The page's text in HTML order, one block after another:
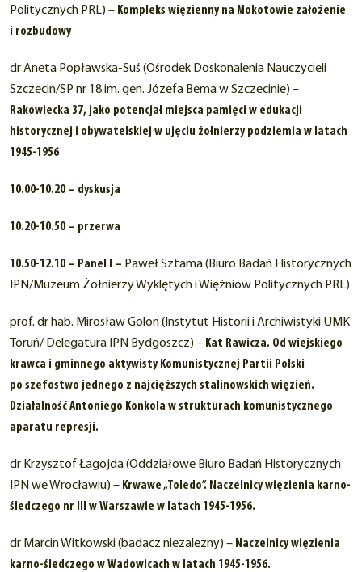
Politycznych PRL) – Kompleks więzienny na Mokotowie założenie
i rozbudowy
dr Aneta Popławska-Suś (Ośrodek Doskonalenia Nauczycieli
Szczecin/SP nr 18 im. gen. Józefa Bema w Szczecinie) –
Rakowiecka 37, jako potencjał miejsca pamięci w edukacji
historycznej i obywatelskiej w ujęciu żołnierzy podziemia w latach
1945-1956
10.00-10.20 – dyskusja
10.20-10.50 – przerwa
10.50-12.10 – Panel I – Paweł Sztama (Biuro Badań Historycznych
IPN/Muzeum Żołnierzy Wyklętych i Więźniów Politycznych PRL)
prof. dr hab. Mirosław Golon (Instytut Historii i Archiwistyki UMK
Toruń/ Delegatura IPN Bydgoszcz) – Kat Rawicza. Od wiejskiego
krawca i gminnego aktywisty Komunistycznej Partii Polski
po szefostwo jednego z najcięższych stalinowskich więzień.
Działalność Antoniego Konkola w strukturach komunistycznego
aparatu represji.
dr Krzysztof Łagojda (Oddziałowe Biuro Badań Historycznych
IPN we Wrocławiu) – Krwawe „Toledo”. Naczelnicy więzienia karno-
śledczego nr III w Warszawie w latach 1945-1956.
dr Marcin Witkowski (badacz niezależny) – Naczelnicy więzienia
karno-śledczego w Wadowicach w latach 1945-1956.